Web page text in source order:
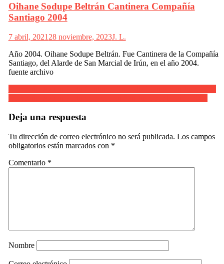
Oihane Sodupe Beltrán Cantinera Compañía
Santiago 2004
7 abril, 2021 28 noviembre, 2023J. L.
Año 2004. Oihane Sodupe Beltrán. Fue Cantinera de la Compañía
Santiago, del Alarde de San Marcial de Irún, en el año 2004.
fuente archivo
Navegación
de
entradas
Deja una respuesta
Tu dirección de correo electrónico no será publicada. Los campos
obligatorios están marcados con *
Comentario *
Nombre